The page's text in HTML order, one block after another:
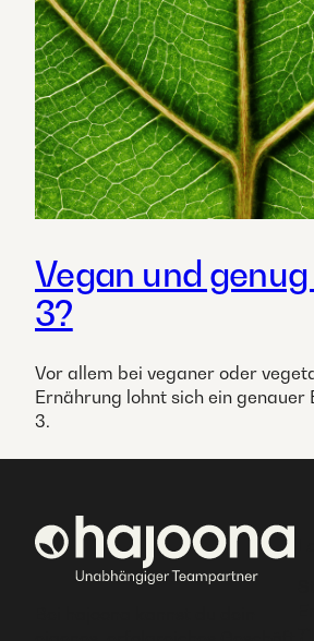
Vegan und
3?
Vor allem bei veganer oder
Ernährung lohnt sich ein
3.